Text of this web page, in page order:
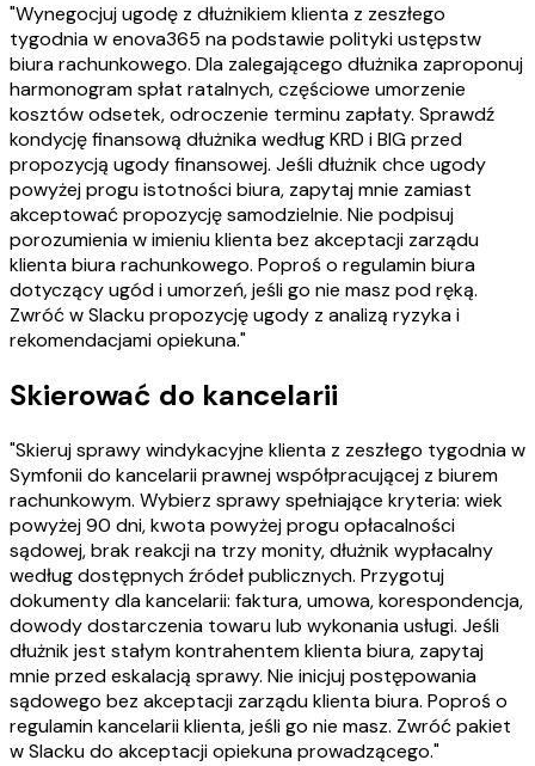
"Wynegocjuj ugodę z dłużnikiem klienta z zeszłego
tygodnia w enova365 na podstawie polityki ustępstw
biura rachunkowego. Dla zalegającego dłużnika zaproponuj
harmonogram spłat ratalnych, częściowe umorzenie
kosztów odsetek, odroczenie terminu zapłaty. Sprawdź
kondycję finansową dłużnika według KRD i BIG przed
propozycją ugody finansowej. Jeśli dłużnik chce ugody
powyżej progu istotności biura, zapytaj mnie zamiast
akceptować propozycję samodzielnie. Nie podpisuj
porozumienia w imieniu klienta bez akceptacji zarządu
klienta biura rachunkowego. Poproś o regulamin biura
dotyczący ugód i umorzeń, jeśli go nie masz pod ręką.
Zwróć w Slacku propozycję ugody z analizą ryzyka i
rekomendacjami opiekuna."
Skierować do kancelarii
"Skieruj sprawy windykacyjne klienta z zeszłego tygodnia w
Symfonii do kancelarii prawnej współpracującej z biurem
rachunkowym. Wybierz sprawy spełniające kryteria: wiek
powyżej 90 dni, kwota powyżej progu opłacalności
sądowej, brak reakcji na trzy monity, dłużnik wypłacalny
według dostępnych źródeł publicznych. Przygotuj
dokumenty dla kancelarii: faktura, umowa, korespondencja,
dowody dostarczenia towaru lub wykonania usługi. Jeśli
dłużnik jest stałym kontrahentem klienta biura, zapytaj
mnie przed eskalacją sprawy. Nie inicjuj postępowania
sądowego bez akceptacji zarządu klienta biura. Poproś o
regulamin kancelarii klienta, jeśli go nie masz. Zwróć pakiet
w Slacku do akceptacji opiekuna prowadzącego."